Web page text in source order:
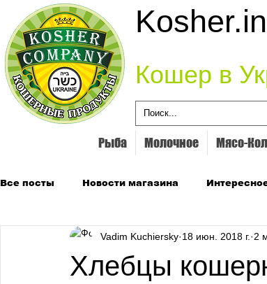
Кошер в
Рыба Молочное Мясо-
Все посты Новости магазина
Хлебцы
Vadim Kuchiersky 18 июн. 2018 г. 2